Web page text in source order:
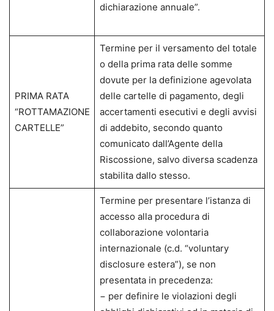
dichiarazione annuale”.
PRIMA RATA
“ROTTAMAZIONE
CARTELLE”
Termine per il versamento del totale
o della prima rata delle somme
dovute per la definizione agevolata
delle cartelle di pagamento, degli
accertamenti esecutivi e degli avvisi
di addebito, secondo quanto
comunicato dall’Agente della
Riscossione, salvo diversa scadenza
stabilita dallo stesso.
Termine per presentare l’istanza di
accesso alla procedura di
collaborazione volontaria
internazionale (c.d. “voluntary
disclosure estera”), se non
presentata in precedenza:
− per definire le violazioni degli